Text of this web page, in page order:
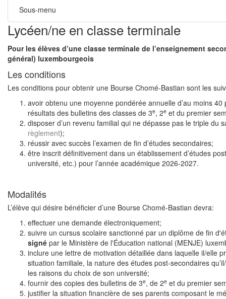
Sous-menu
Lycéen/ne en classe terminale
Pour les élèves d’une classe terminale de l’enseignement
général) luxembourgeois
Les conditions
Les conditions pour obtenir une Bourse Chomé-Bastian sont les
avoir obtenu une moyenne pondérée annuelle d’au moins
résultats des bulletins des classes de 3e, 2e et du premier
disposer d’un revenu familial qui ne dépasse pas le triple
règlement);
réussir avec succès l’examen de fin d’études secondaires;
être inscrit définitivement dans un établissement d’études
université, etc.) pour l’année académique 2026-2027.
Modalités
L’élève qui désire bénéficier d’une Bourse Chomé-Bastian devra:
effectuer une demande électroniquement;
suivre un cursus scolaire sanctionné par un diplôme de fin
signé par le Ministère de l'Éducation national (MENJE)
inclure une lettre de motivation détaillée dans laquelle il/elle
situation familiale, la nature des études post-secondaires
les raisons du choix de son université;
fournir des copies des bulletins de 3e, de 2e et du premier
justifier la situation financière de ses parents composant le